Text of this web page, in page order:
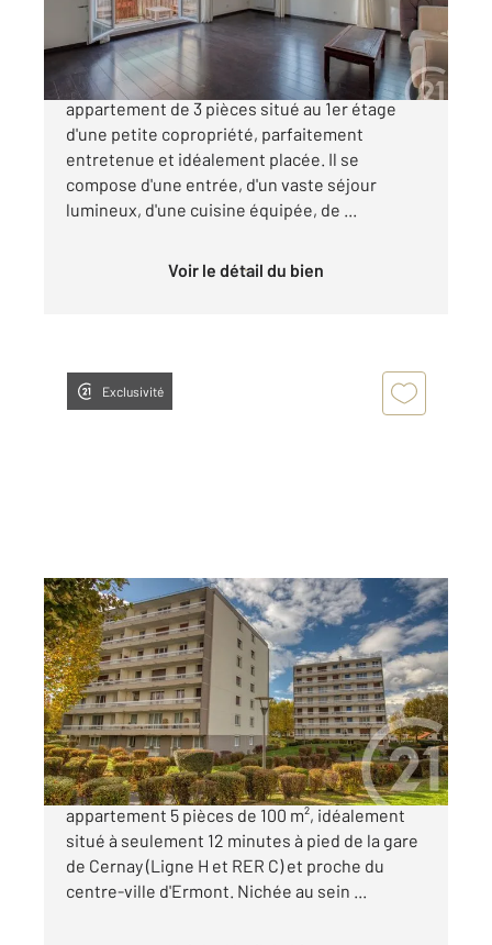
285 000 €
CENTURY 21 Auréa vous propose ce charmant
appartement de 3 pièces situé au 1er étage
d'une petite copropriété, parfaitement
entretenue et idéalement placée. Il se
compose d'une entrée, d'un vaste séjour
lumineux, d'une cuisine équipée, de ...
Voir le détail du bien
Exclusivité
ERMONT 95
100,79 m2, 5 pièces
Ref : 1805
Appartement F5 à vendre
259 000 €
CENTURY 21 Auréa vous propose ce bel
appartement 5 pièces de 100 m², idéalement
situé à seulement 12 minutes à pied de la gare
de Cernay (Ligne H et RER C) et proche du
centre-ville d'Ermont. Nichée au sein ...